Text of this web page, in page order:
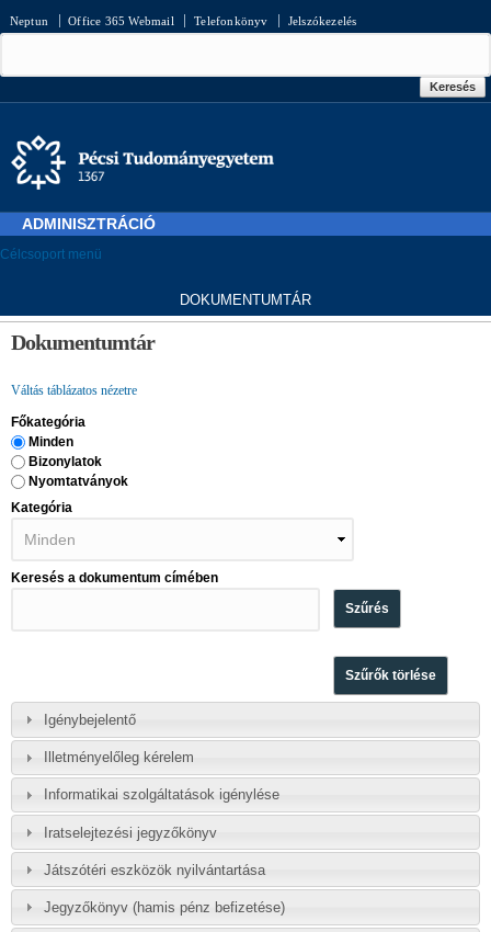
tartalomra
Neptun Office 365 Webmail Telefonkönyv Jelszókezelés
Keresés űrlap
Keresés
ADMINISZTRÁCIÓ
Célcsoport menü
DOKUMENTUMTÁR
Jelenlegi hely
Dokumentumtár
Váltás táblázatos nézetre
Főkategória
Minden
Bizonylatok
Nyomtatványok
Kategória
Keresés a dokumentum címében
Igénybejelentő
Illetményelőleg kérelem
Informatikai szolgáltatások igénylése
Iratselejtezési jegyzőkönyv
Játszótéri eszközök nyilvántartása
Jegyzőkönyv (hamis pénz befizetése)